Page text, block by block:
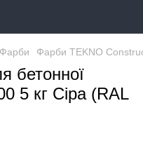
Фарби Фарби TEKNO
бетонної
5 кг Сіра (RAL